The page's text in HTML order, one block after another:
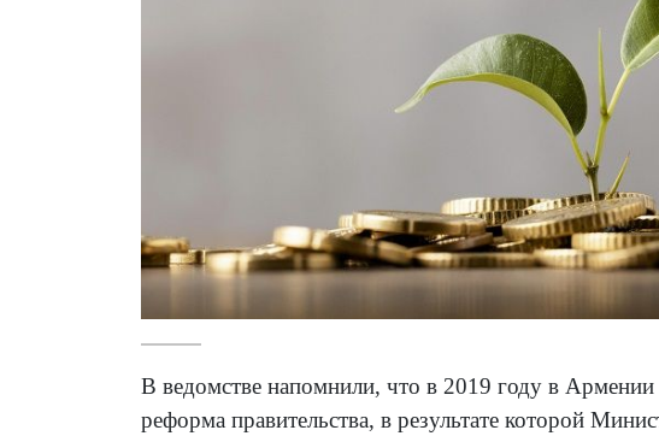
В ведомстве напомнили, что в 2019 году в Армении
реформа правительства, в результате которой